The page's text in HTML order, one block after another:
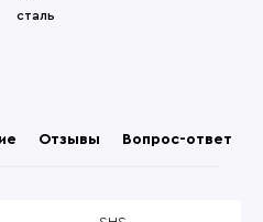
сталь
Отзывы Вопрос-ответ